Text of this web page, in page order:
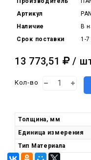
Артикул
Наличие
В
Срок поставки
1-
13 773,51 /
Кол-во
Толщина, мм
Единица измерения
Тип Материала